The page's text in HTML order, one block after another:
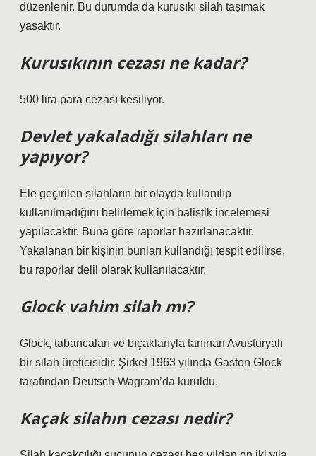
düzenlenir. Bu durumda da kurusıkı silah taşımak
yasaktır.
Kurusıkının cezası ne kadar?
500 lira para cezası kesiliyor.
Devlet yakaladığı silahları ne
yapıyor?
Ele geçirilen silahların bir olayda kullanılıp
kullanılmadığını belirlemek için balistik incelemesi
yapılacaktır. Buna göre raporlar hazırlanacaktır.
Yakalanan bir kişinin bunları kullandığı tespit edilirse,
bu raporlar delil olarak kullanılacaktır.
Glock vahim silah mı?
Glock, tabancaları ve bıçaklarıyla tanınan Avusturyalı
bir silah üreticisidir. Şirket 1963 yılında Gaston Glock
tarafından Deutsch-Wagram’da kuruldu.
Kaçak silahın cezası nedir?